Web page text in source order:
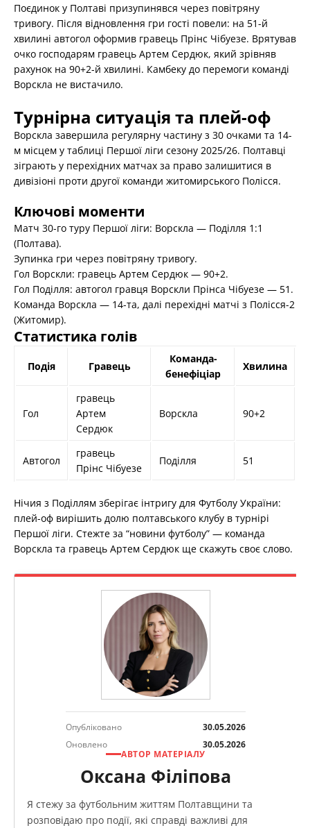
Поєдинок у Полтаві призупинявся через повітряну
тривогу. Після відновлення гри гості повели: на 51-й
хвилині автогол оформив гравець Прінс Чібуезе. Врятував
очко господарям гравець Артем Сердюк, який зрівняв
рахунок на 90+2-й хвилині. Камбеку до перемоги команді
Ворскла не вистачило.
Турнірна ситуація та плей-оф
Ворскла завершила регулярну частину з 30 очками та 14-
м місцем у таблиці Першої ліги сезону 2025/26. Полтавці
зіграють у перехідних матчах за право залишитися в
дивізіоні проти другої команди житомирського Полісся.
Ключові моменти
Матч 30-го туру Першої ліги: Ворскла — Поділля 1:1
(Полтава).
Зупинка гри через повітряну тривогу.
Гол Ворскли: гравець Артем Сердюк — 90+2.
Гол Поділля: автогол гравця Ворскли Прінса Чібуезе — 51.
Команда Ворскла — 14-та, далі перехідні матчі з Полісся-2
(Житомир).
Статистика голів
Подія Гравець
Команда-
бенефіціар
Хвилина
Гол
гравець
Артем
Сердюк
Ворскла 90+2
Автогол
гравець
Прінс Чібуезе
Поділля 51
Нічия з Поділлям зберігає інтригу для Футболу України:
плей-оф вирішить долю полтавського клубу в турнірі
Першої ліги. Стежте за “новини футболу” — команда
Ворскла та гравець Артем Сердюк ще скажуть своє слово.
Опубліковано
30.05.2026
Оновлено
30.05.2026
АВТОР МАТЕРІАЛУ
Оксана Філіпова
Я стежу за футбольним життям Полтавщини та
розповідаю про події, які справді важливі для